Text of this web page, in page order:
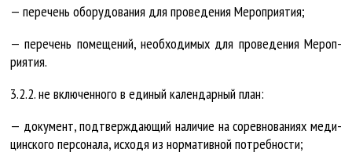
— пе­ре­чень обо­ру­до­ва­ния для про­ве­де­ния Ме­роп­ри­я­тия;
— пе­ре­чень по­ме­ще­ний, не­об­хо­ди­мых для про­ве­де­ния Ме­роп­
ри­я­тия.
3.2.2. не вклю­чен­но­го в еди­ный ка­лен­дар­ный план:
— до­ку­мент, под­тверж­да­ю­щий на­ли­чие на со­рев­но­ва­ни­ях ме­ди­
цин­ско­го пер­со­на­ла, ис­хо­дя из нор­ма­тив­ной по­треб­нос­ти;